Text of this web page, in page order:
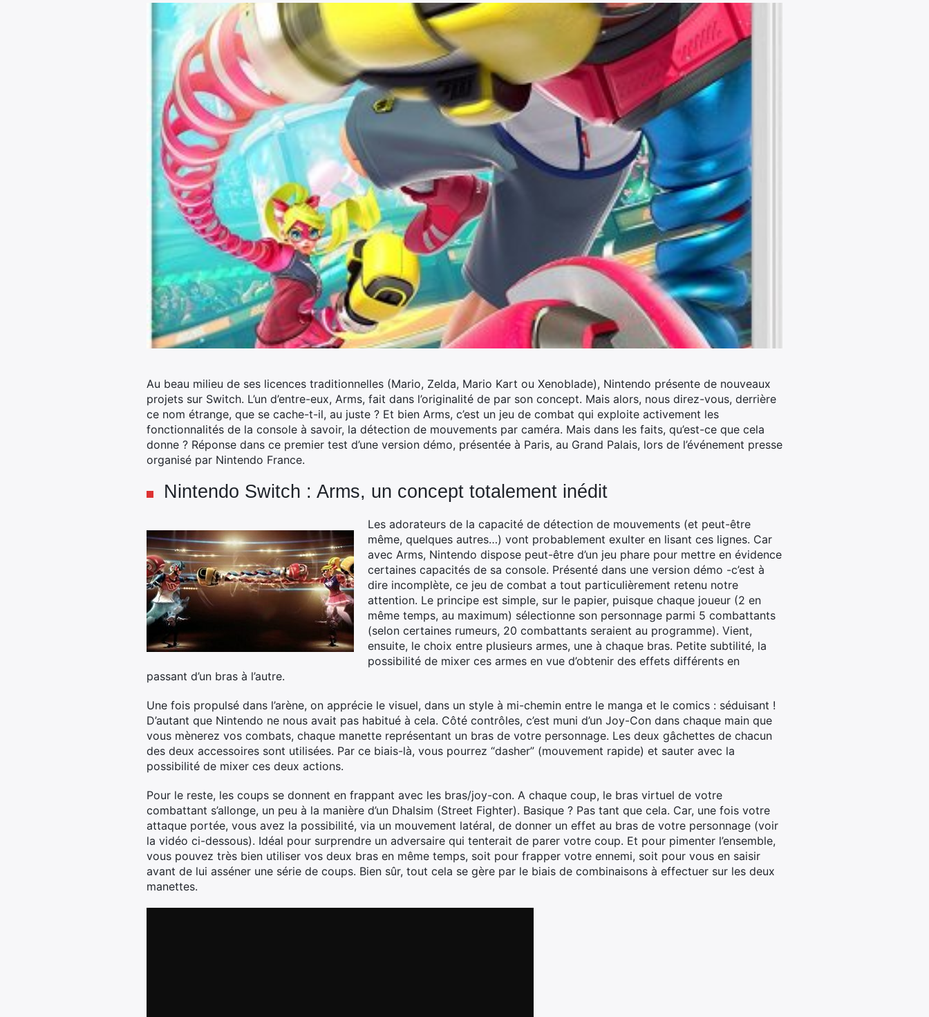
Au beau milieu de ses licences traditionnelles (Mario, Zelda, Mario Kart ou Xenoblade), Nintendo présente de nouveaux
projets sur Switch. L’un d’entre-eux, Arms, fait dans l’originalité de par son concept. Mais alors, nous direz-vous, derrière
ce nom étrange, que se cache-t-il, au juste ? Et bien Arms, c’est un jeu de combat qui exploite activement les
fonctionnalités de la console à savoir, la détection de mouvements par caméra. Mais dans les faits, qu’est-ce que cela
donne ? Réponse dans ce premier test d’une version démo, présentée à Paris, au Grand Palais, lors de l’événement presse
organisé par Nintendo France.
Nintendo Switch : Arms, un concept totalement inédit
Les adorateurs de la capacité de détection de mouvements (et peut-être
même, quelques autres…) vont probablement exulter en lisant ces lignes. Car
avec Arms, Nintendo dispose peut-être d’un jeu phare pour mettre en évidence
certaines capacités de sa console. Présenté dans une version démo -c’est à
dire incomplète, ce jeu de combat a tout particulièrement retenu notre
attention. Le principe est simple, sur le papier, puisque chaque joueur (2 en
même temps, au maximum) sélectionne son personnage parmi 5 combattants
(selon certaines rumeurs, 20 combattants seraient au programme). Vient,
ensuite, le choix entre plusieurs armes, une à chaque bras. Petite subtilité, la
possibilité de mixer ces armes en vue d’obtenir des effets différents en
passant d’un bras à l’autre.
Une fois propulsé dans l’arène, on apprécie le visuel, dans un style à mi-chemin entre le manga et le comics : séduisant !
D’autant que Nintendo ne nous avait pas habitué à cela. Côté contrôles, c’est muni d’un Joy-Con dans chaque main que
vous mènerez vos combats, chaque manette représentant un bras de votre personnage. Les deux gâchettes de chacun
des deux accessoires sont utilisées. Par ce biais-là, vous pourrez “dasher” (mouvement rapide) et sauter avec la
possibilité de mixer ces deux actions.
Pour le reste, les coups se donnent en frappant avec les bras/joy-con. A chaque coup, le bras virtuel de votre
combattant s’allonge, un peu à la manière d’un Dhalsim (Street Fighter). Basique ? Pas tant que cela. Car, une fois votre
attaque portée, vous avez la possibilité, via un mouvement latéral, de donner un effet au bras de votre personnage (voir
la vidéo ci-dessous). Idéal pour surprendre un adversaire qui tenterait de parer votre coup. Et pour pimenter l’ensemble,
vous pouvez très bien utiliser vos deux bras en même temps, soit pour frapper votre ennemi, soit pour vous en saisir
avant de lui asséner une série de coups. Bien sûr, tout cela se gère par le biais de combinaisons à effectuer sur les deux
manettes.